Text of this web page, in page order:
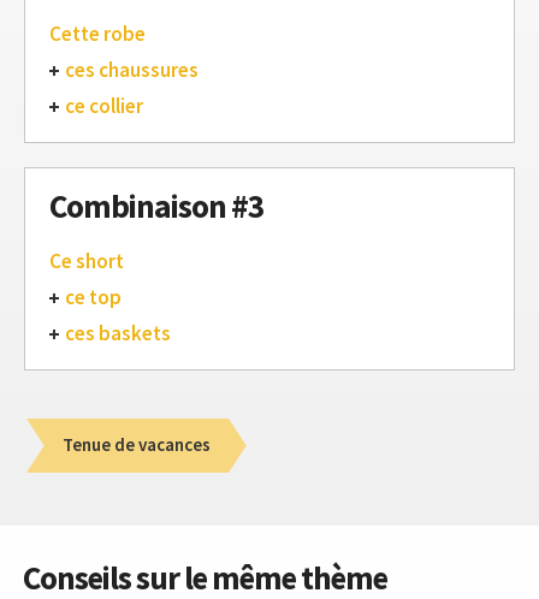
Cette robe
ces chaussures
ce collier
Combinaison #3
Ce short
ce top
ces baskets
Tenue de vacances
Conseils sur le même thème